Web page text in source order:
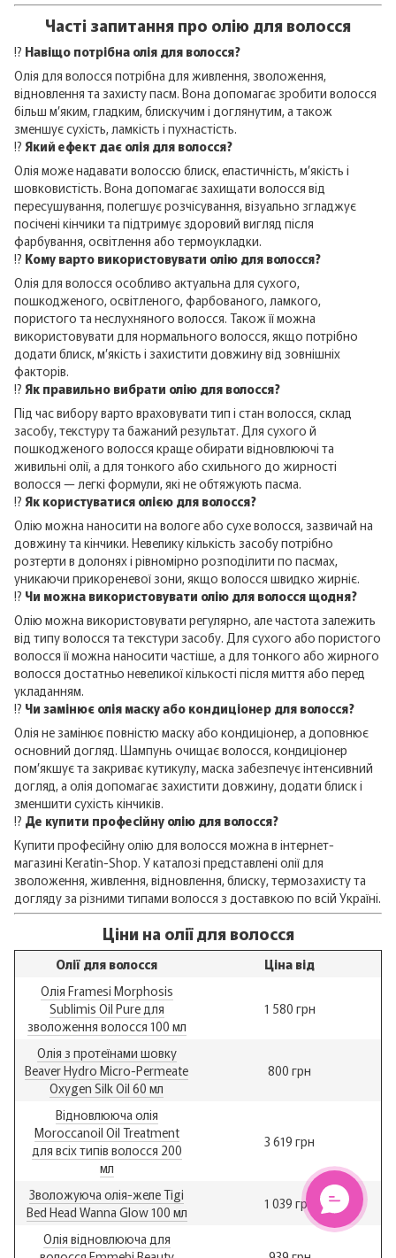
Часті запитання про олію для волосся
⁉️ Навіщо потрібна олія для волосся?
Олія для волосся потрібна для живлення, зволоження,
відновлення та захисту пасм. Вона допомагає зробити волосся
більш м’яким, гладким, блискучим і доглянутим, а також
зменшує сухість, ламкість і пухнастість.
⁉️ Який ефект дає олія для волосся?
Олія може надавати волоссю блиск, еластичність, м’якість і
шовковистість. Вона допомагає захищати волосся від
пересушування, полегшує розчісування, візуально згладжує
посічені кінчики та підтримує здоровий вигляд після
фарбування, освітлення або термоукладки.
⁉️ Кому варто використовувати олію для волосся?
Олія для волосся особливо актуальна для сухого,
пошкодженого, освітленого, фарбованого, ламкого,
пористого та неслухняного волосся. Також її можна
використовувати для нормального волосся, якщо потрібно
додати блиск, м’якість і захистити довжину від зовнішніх
факторів.
⁉️ Як правильно вибрати олію для волосся?
Під час вибору варто враховувати тип і стан волосся, склад
засобу, текстуру та бажаний результат. Для сухого й
пошкодженого волосся краще обирати відновлюючі та
живильні олії, а для тонкого або схильного до жирності
волосся — легкі формули, які не обтяжують пасма.
⁉️ Як користуватися олією для волосся?
Олію можна наносити на вологе або сухе волосся, зазвичай на
довжину та кінчики. Невелику кількість засобу потрібно
розтерти в долонях і рівномірно розподілити по пасмах,
уникаючи прикореневої зони, якщо волосся швидко жирніє.
⁉️ Чи можна використовувати олію для волосся щодня?
Олію можна використовувати регулярно, але частота залежить
від типу волосся та текстури засобу. Для сухого або пористого
волосся її можна наносити частіше, а для тонкого або жирного
волосся достатньо невеликої кількості після миття або перед
укладанням.
⁉️ Чи замінює олія маску або кондиціонер для волосся?
Олія не замінює повністю маску або кондиціонер, а доповнює
основний догляд. Шампунь очищає волосся, кондиціонер
пом’якшує та закриває кутикулу, маска забезпечує інтенсивний
догляд, а олія допомагає захистити довжину, додати блиск і
зменшити сухість кінчиків.
⁉️ Де купити професійну олію для волосся?
Купити професійну олію для волосся можна в інтернет-
магазині Keratin-Shop. У каталозі представлені олії для
зволоження, живлення, відновлення, блиску, термозахисту та
догляду за різними типами волосся з доставкою по всій Україні.
Ціни на олії для волосся
Олії для волосся
Ціна від
Олія Framesi Morphosis
Sublimis Oil Pure для
зволоження волосся 100 мл
1 580 грн
Олія з протеїнами шовку
Beaver Hydro Micro-Permeate
Oxygen Silk Oil 60 мл
800 грн
Відновлююча олія
Moroccanoil Oil Treatment
для всіх типів волосся 200
мл
3 619 грн
Зволожуюча олія-желе Tigi
Bed Head Wanna Glow 100 мл
1 039 грн
Олія відновлююча для